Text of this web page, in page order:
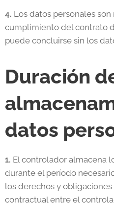
4. Los datos personales son
cumplimiento del contrato
puede concluirse sin los
Duración
datos
1. El controlador almacena
durante el período
los derechos y
contractual entre el